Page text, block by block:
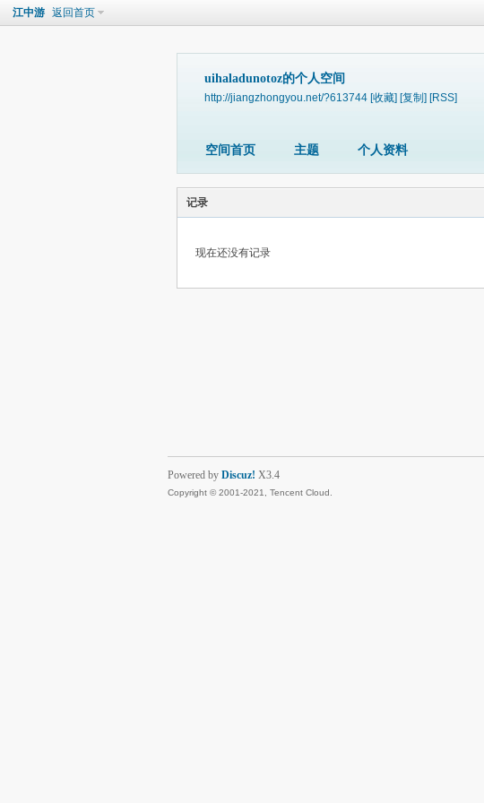
江中游 返回首页
uihaladunotoz的个人空间
http://jiangzhongyou.net/?613744 [收藏] [复制] [RSS]
空间首页 主题 个人资料
记录
现在还没有记录
Powered by Discuz! X3.4
Copyright © 2001-2021, Tencent Cloud.